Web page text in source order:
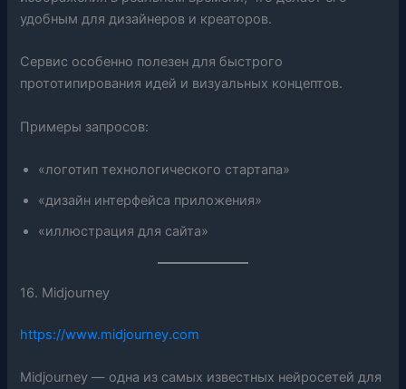
удобным для дизайнеров и креаторов.
Сервис особенно полезен для быстрого
прототипирования идей и визуальных концептов.
Примеры запросов:
«логотип технологического стартапа»
«дизайн интерфейса приложения»
«иллюстрация для сайта»
16. Midjourney
https://www.midjourney.com
Midjourney — одна из самых известных нейросетей для